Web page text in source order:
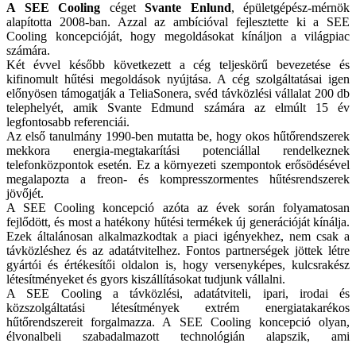
A SEE Cooling céget Svante Enlund, épületgépész-mérnök
alapította 2008-ban. Azzal az ambícióval fejlesztette ki a SEE
Cooling koncepcióját, hogy megoldásokat kínáljon a világpiac
számára.
Két évvel később következett a cég teljeskörű bevezetése és
kifinomult hűtési megoldások nyújtása. A cég szolgáltatásai igen
előnyösen támogatják a TeliaSonera, svéd távközlési vállalat 200 db
telephelyét, amik Svante Edmund számára az elmúlt 15 év
legfontosabb referenciái.
Az első tanulmány 1990-ben mutatta be, hogy okos hűtőrendszerek
mekkora energia-megtakarítási potenciállal rendelkeznek
telefonközpontok esetén. Ez a környezeti szempontok erősödésével
megalapozta a freon- és kompresszormentes hűtésrendszerek
jövőjét.
A SEE Cooling koncepció azóta az évek során folyamatosan
fejlődött, és most a hatékony hűtési termékek új generációját kínálja.
Ezek általánosan alkalmazkodtak a piaci igényekhez, nem csak a
távközléshez és az adatátvitelhez. Fontos partnerségek jöttek létre
gyártói és értékesítői oldalon is, hogy versenyképes, kulcsrakész
létesítményeket és gyors kiszállításokat tudjunk vállalni.
A SEE Cooling a távközlési, adatátviteli, ipari, irodai és
közszolgáltatási létesítmények extrém energiatakarékos
hűtőrendszereit forgalmazza. A SEE Cooling koncepció olyan,
élvonalbeli szabadalmazott technológián alapszik, ami